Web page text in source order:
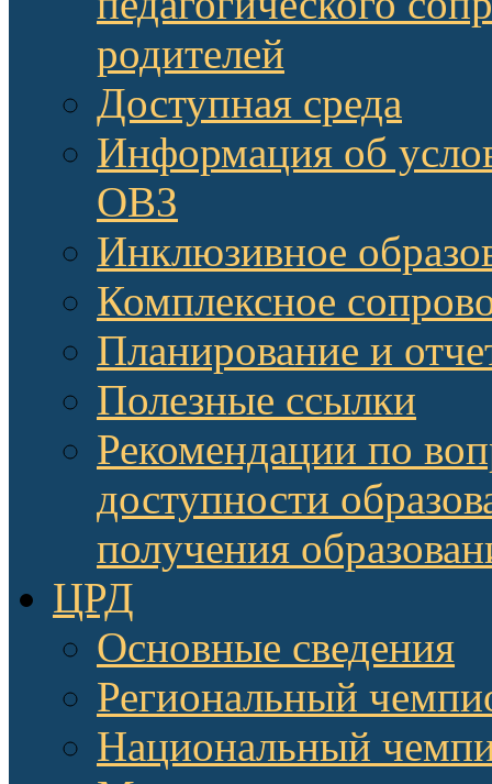
родителей
Доступная среда
Информация об
ОВЗ
Инклюзивное
Комплексное
Планирование и
Полезные ссылки
Рекомендации по
доступности
получения
ЦРД
Основные сведения
Региональный
Национальный